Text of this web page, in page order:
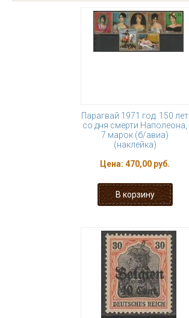
Парагвай 1971 год. 150 лет
со дня смерти Наполеона,
7 марок (б/авиа)
(наклейка)
Цена: 470,00 руб.